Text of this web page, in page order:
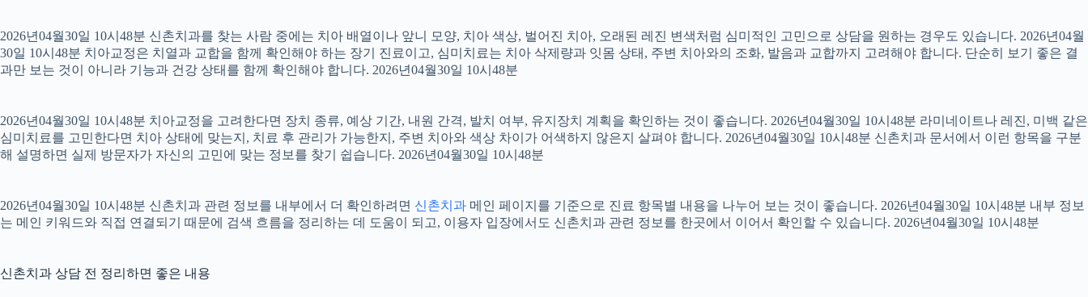
2026년04월30일 10시48분 신촌치과를 찾는 사람 중에는 치아 배열이나 앞니 모양, 치아 색상, 벌어진 치아, 오래된 레진 변색처럼 심미적인 고민으로 상담을 원하는 경우도 있습니다. 2026년04월
30일 10시48분 치아교정은 치열과 교합을 함께 확인해야 하는 장기 진료이고, 심미치료는 치아 삭제량과 잇몸 상태, 주변 치아와의 조화, 발음과 교합까지 고려해야 합니다. 단순히 보기 좋은 결
과만 보는 것이 아니라 기능과 건강 상태를 함께 확인해야 합니다. 2026년04월30일 10시48분
2026년04월30일 10시48분 치아교정을 고려한다면 장치 종류, 예상 기간, 내원 간격, 발치 여부, 유지장치 계획을 확인하는 것이 좋습니다. 2026년04월30일 10시48분 라미네이트나 레진, 미백 같은
심미치료를 고민한다면 치아 상태에 맞는지, 치료 후 관리가 가능한지, 주변 치아와 색상 차이가 어색하지 않은지 살펴야 합니다. 2026년04월30일 10시48분 신촌치과 문서에서 이런 항목을 구분
해 설명하면 실제 방문자가 자신의 고민에 맞는 정보를 찾기 쉽습니다. 2026년04월30일 10시48분
2026년04월30일 10시48분 신촌치과 관련 정보를 내부에서 더 확인하려면 신촌치과 메인 페이지를 기준으로 진료 항목별 내용을 나누어 보는 것이 좋습니다. 2026년04월30일 10시48분 내부 정보
는 메인 키워드와 직접 연결되기 때문에 검색 흐름을 정리하는 데 도움이 되고, 이용자 입장에서도 신촌치과 관련 정보를 한곳에서 이어서 확인할 수 있습니다. 2026년04월30일 10시48분
신촌치과 상담 전 정리하면 좋은 내용